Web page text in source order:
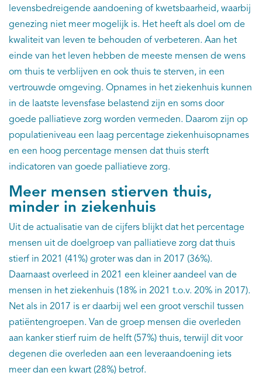
levensbedreigende aandoening of kwetsbaarheid, waarbij
genezing niet meer mogelijk is. Het heeft als doel om de
kwaliteit van leven te behouden of verbeteren. Aan het
einde van het leven hebben de meeste mensen de wens
om thuis te verblijven en ook thuis te sterven, in een
vertrouwde omgeving. Opnames in het ziekenhuis kunnen
in de laatste levensfase belastend zijn en soms door
goede palliatieve zorg worden vermeden. Daarom zijn op
populatieniveau een laag percentage ziekenhuisopnames
en een hoog percentage mensen dat thuis sterft
indicatoren van goede palliatieve zorg.
Meer mensen stierven thuis,
minder in ziekenhuis
Uit de actualisatie van de cijfers blijkt dat het percentage
mensen uit de doelgroep van palliatieve zorg dat thuis
stierf in 2021 (41%) groter was dan in 2017 (36%).
Daarnaast overleed in 2021 een kleiner aandeel van de
mensen in het ziekenhuis (18% in 2021 t.o.v. 20% in 2017).
Net als in 2017 is er daarbij wel een groot verschil tussen
patiëntengroepen. Van de groep mensen die overleden
aan kanker stierf ruim de helft (57%) thuis, terwijl dit voor
degenen die overleden aan een leveraandoening iets
meer dan een kwart (28%) betrof.